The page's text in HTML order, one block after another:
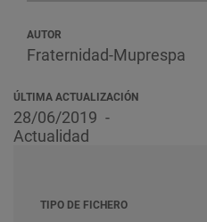
AUTOR
Fraternidad-Muprespa
ÚLTIMA ACTUALIZACIÓN
28/06/2019
Actualidad
TIPO DE FICHERO